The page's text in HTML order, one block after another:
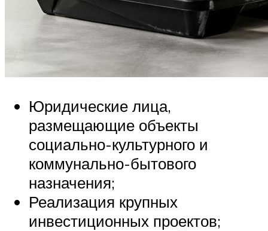
Юридические лица,
размещающие объекты
социально-культурного и
коммунально-бытового
назначения;
Реализация крупных
инвестиционных проектов;